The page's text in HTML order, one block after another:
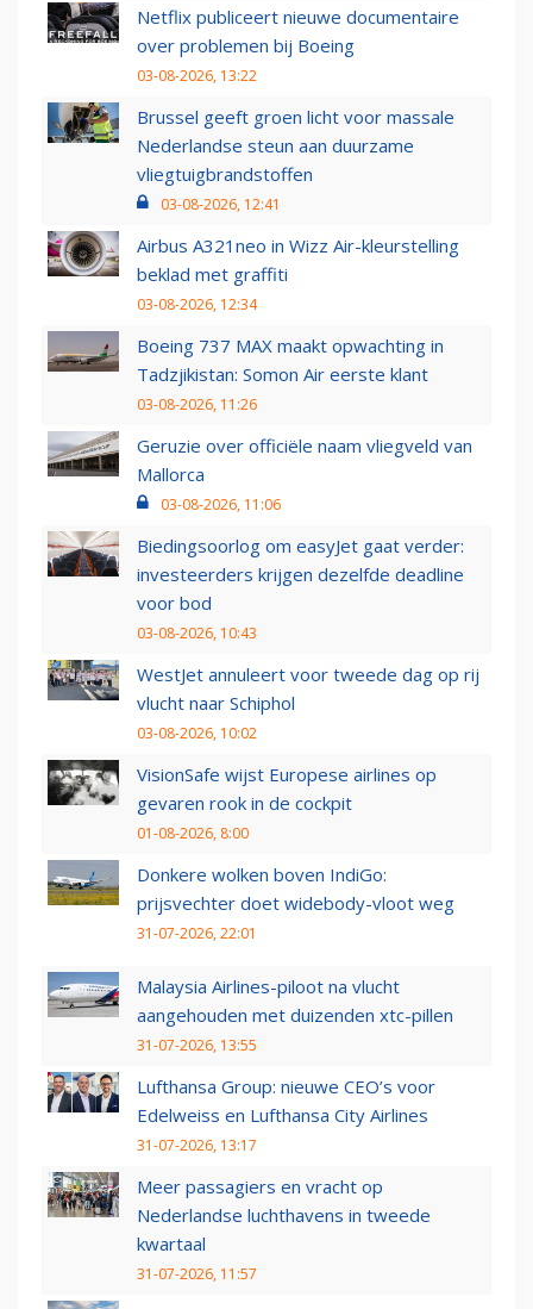
Netflix publiceert nieuwe documentaire
over problemen bij Boeing
03-08-2026, 13:22
Brussel geeft groen licht voor massale
Nederlandse steun aan duurzame
vliegtuigbrandstoffen
03-08-2026, 12:41
Airbus A321neo in Wizz Air-kleurstelling
beklad met graffiti
03-08-2026, 12:34
Boeing 737 MAX maakt opwachting in
Tadzjikistan: Somon Air eerste klant
03-08-2026, 11:26
Geruzie over officiële naam vliegveld van
Mallorca
03-08-2026, 11:06
Biedingsoorlog om easyJet gaat verder:
investeerders krijgen dezelfde deadline
voor bod
03-08-2026, 10:43
WestJet annuleert voor tweede dag op rij
vlucht naar Schiphol
03-08-2026, 10:02
VisionSafe wijst Europese airlines op
gevaren rook in de cockpit
01-08-2026, 8:00
Donkere wolken boven IndiGo:
prijsvechter doet widebody-vloot weg
31-07-2026, 22:01
Malaysia Airlines-piloot na vlucht
aangehouden met duizenden xtc-pillen
31-07-2026, 13:55
Lufthansa Group: nieuwe CEO’s voor
Edelweiss en Lufthansa City Airlines
31-07-2026, 13:17
Meer passagiers en vracht op
Nederlandse luchthavens in tweede
kwartaal
31-07-2026, 11:57